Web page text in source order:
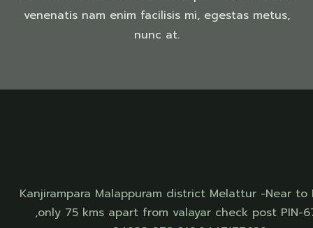
venenatis nam enim facilisis mi, egestas metus,
nunc at.
Kanjirampara Malappuram district Melattur -Near to
,only 75 kms apart from valayar check post PIN-